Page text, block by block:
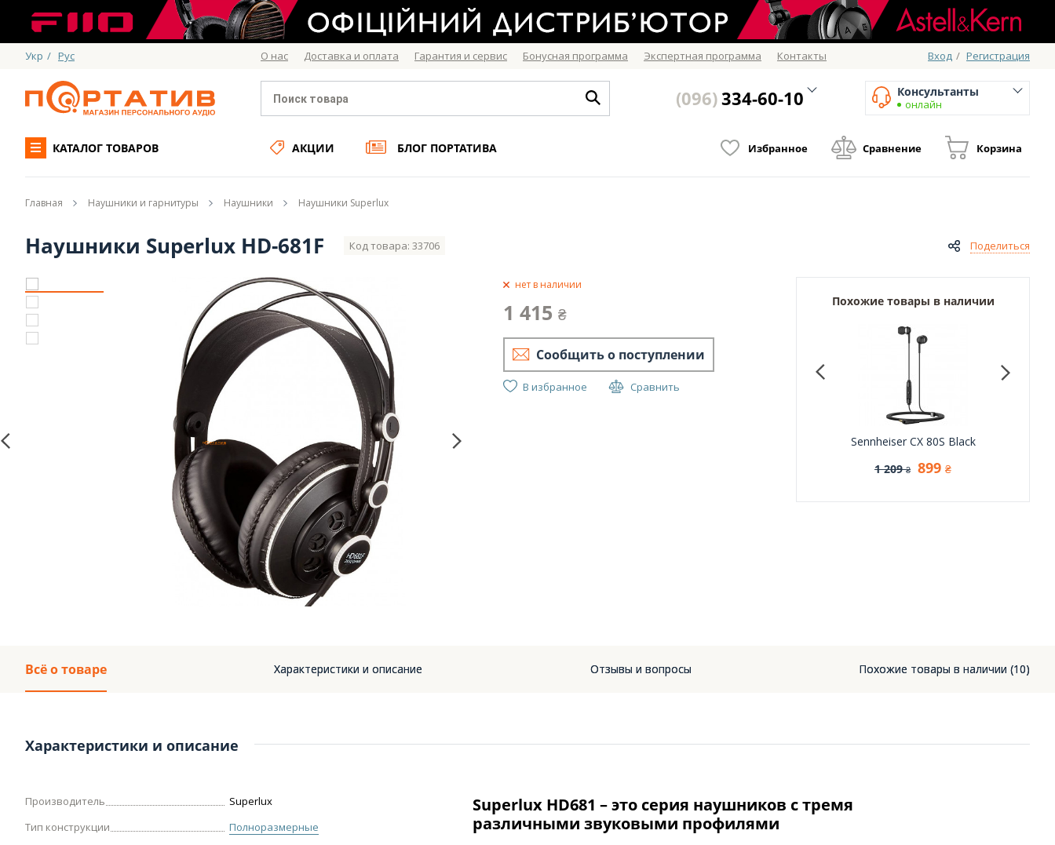
Укр / Рус О нас Доставка и оплата Гарантия и сервис Бонусная программа Экспертная программа Контакты Вход / Регистрация
(096)334-60-10 Консультанты
онлайн
КАТАЛОГ ТОВАРОВ АКЦИИ БЛОГ ПОРТАТИВА Избранное Сравнение Корзина
Главная Наушники и гарнитуры Наушники Наушники Superlux
Наушники Superlux HD-681F Код товара: 33706 Поделиться
нет в наличии
1 415 ₴
Сообщить о поступлении
В избранное Сравнить
Похожие товары в наличии
Sennheiser CX 80S Black
1 209 ₴ 899 ₴
Всё о товаре Характеристики и описание Отзывы и вопросы Похожие товары в наличии (10)
Характеристики и описание
Производитель
Superlux
Тип конструкции
Полноразмерные
Superlux HD681 – это серия наушников с тремя
различными звуковыми профилями